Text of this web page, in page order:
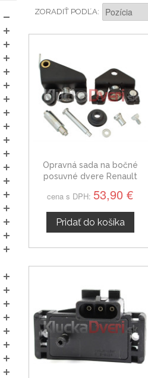
ZORADIŤ PODĽA
Opravná sada na bočné
posuvné dvere Renault
cena s DPH: 53,90 €
Pridať do košíka